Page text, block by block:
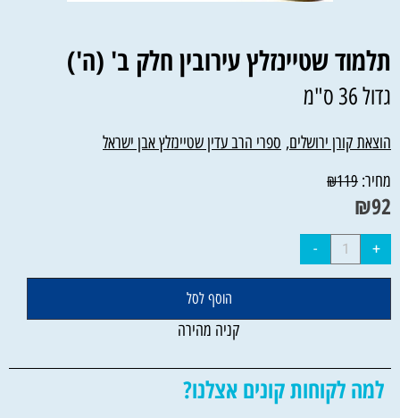
תלמוד שטיינזלץ עירובין חלק ב' (ה')
גדול 36 ס"מ
הוצאת קורן ירושלים, ספרי הרב עדין שטיינזלץ אבן ישראל
מחיר:
₪119
₪92
הוסף לסל
קניה מהירה
למה לקוחות קונים אצלנו?